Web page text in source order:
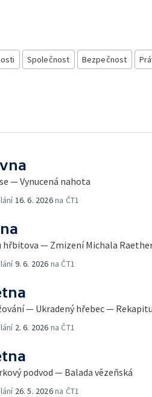
Společnost Bezpečnost
— Vynucená nahota
16. 6. 2026na ČT1
hřbitova — Zmizení Michala
9. 6. 2026 na ČT1
— Ukradený hřebec —
2. 6. 2026 na ČT1
podvod — Balada vězeňská
26. 5. 2026na ČT1